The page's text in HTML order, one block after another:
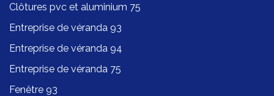
Clôtures pvc et aluminium 75
Entreprise de véranda 93
Entreprise de véranda 94
Entreprise de véranda 75
Fenêtre 93